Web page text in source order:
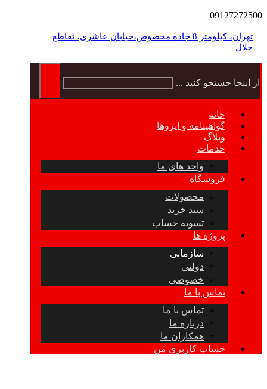
09127272500
تهران، کیلومتر 8 جاده مخصوص،خیابان عاشری، تقاطع
جلال
از اینجا جستجو کنید ...
خانه
گواهینامه و ایزوها
وبلاگ
خدمات
واحد های ما
فروشگاه
محصولات
سبد خرید
تسویه حساب
پروژه ها
سازمانی
دولتی
خصوصی
تماس با ما
تماس با ما
درباره ما
همکاران ما
حساب کاربری من